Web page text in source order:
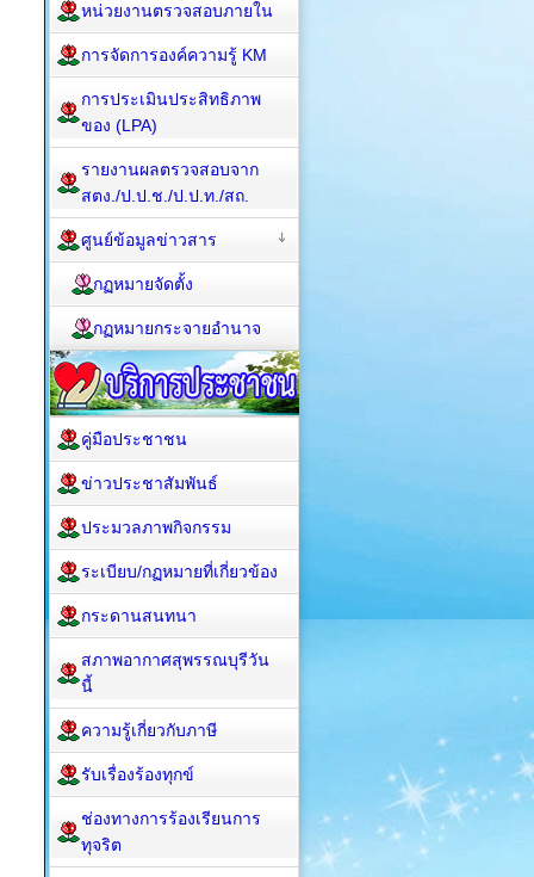
หน่วยงานตรวจสอบภายใน
การจัดการองค์ความรู้ KM
การประเมินประสิทธิภาพ
ของ (LPA)
รายงานผลตรวจสอบจาก
สตง./ป.ป.ช./ป.ป.ท./สถ.
ศูนย์ข้อมูลข่าวสาร
กฏหมายจัดตั้ง
กฏหมายกระจายอำนาจ
คู่มือประชาชน
ข่าวประชาสัมพันธ์
ประมวลภาพกิจกรรม
ระเบียบ/กฏหมายที่เกี่ยวข้อง
กระดานสนทนา
สภาพอากาศสุพรรณบุรีวัน
นี้
ความรู้เกี่ยวกับภาษี
รับเรื่องร้องทุกข์
ช่องทางการร้องเรียนการ
ทุจริต